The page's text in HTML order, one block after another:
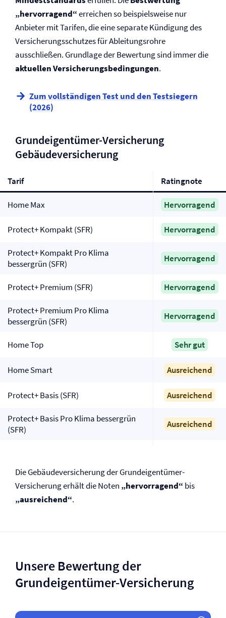
„hervorragend“erreichen so beispielsweise nur
Anbieter mit Tarifen, die eine separate Kündigung des
Versicherungsschutzes für Ableitungsrohre
ausschließen. Grundlage der Bewertung sind immer die
aktuellen Versicherungs­bedingungen.
Zum vollständigen Test und den Testsiegern
(2026)
Grundeigentümer-Versicherung
Gebäude­versicherung
Tarif Ratingnote
Home Max Hervorragend
Protect+ Kompakt (SFR) Hervorragend
Protect+ Kompakt Pro Klima
bessergrün (SFR)
Hervorragend
Protect+ Premium (SFR) Hervorragend
Protect+ Premium Pro Klima
bessergrün (SFR)
Hervorragend
Home Top Sehr gut
Home Smart Ausreichend
Protect+ Basis (SFR) Ausreichend
Protect+ Basis Pro Klima bessergrün
(SFR)
Ausreichend
Die Gebäude­versicherung der Grundeigentümer-
Versicherung erhält die Noten „hervorragend“ bis
„ausreichend“.
Unsere Bewertung der
Grundeigentümer-Versicherung